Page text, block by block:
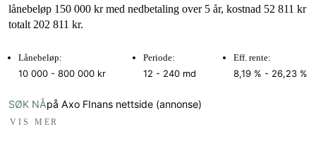
lånebeløp 150 000 kr med nedbetaling over 5 år, kostnad 52 811 kr
totalt 202 811 kr.
Lånebeløp:
10 000 - 800 000 kr
Periode:
12 - 240 md
Eff. rente:
8,19 % - 26,23 %
SØK NÅpå Axo FInans nettside (annonse)
VIS MER